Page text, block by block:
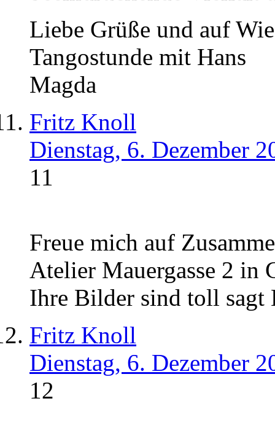
Liebe Grüße und auf
Tangostunde mit Hans
Magda
Fritz Knoll
Dienstag, 6. Dezember
11
Freue mich auf
Atelier Mauergasse 2 in
Ihre Bilder sind toll sagt
Fritz Knoll
Dienstag, 6. Dezember
12